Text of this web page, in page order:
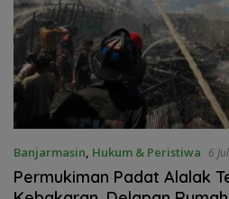
Banjarmasin, Hukum & Peristiwa 6
Permukiman Padat Alalak